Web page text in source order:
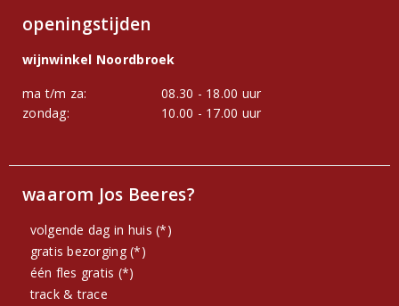
openingstijden
wijnwinkel Noordbroek
ma t/m za:
08.30 - 18.00 uur
zondag:
10.00 - 17.00 uur
waarom Jos Beeres?
volgende dag in huis (*)
gratis bezorging (*)
één fles gratis (*)
track & trace